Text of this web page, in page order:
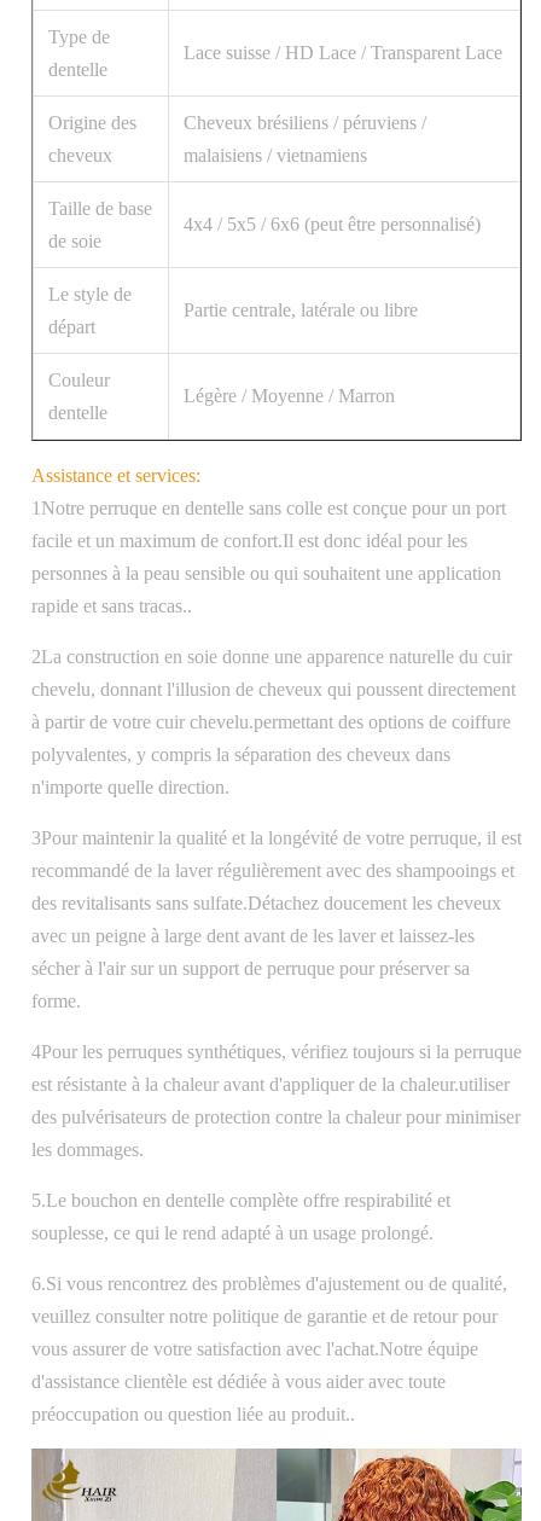
Type de
dentelle
Lace suisse / HD Lace / Transparent Lace
Origine des
cheveux
Cheveux brésiliens / péruviens /
malaisiens / vietnamiens
Taille de base
de soie
4x4 / 5x5 / 6x6 (peut être personnalisé)
Le style de
départ
Partie centrale, latérale ou libre
Couleur
dentelle
Légère / Moyenne / Marron
Assistance et services:
1Notre perruque en dentelle sans colle est conçue pour un port
facile et un maximum de confort.Il est donc idéal pour les
personnes à la peau sensible ou qui souhaitent une application
rapide et sans tracas..
2La construction en soie donne une apparence naturelle du cuir
chevelu, donnant l'illusion de cheveux qui poussent directement
à partir de votre cuir chevelu.permettant des options de coiffure
polyvalentes, y compris la séparation des cheveux dans
n'importe quelle direction.
3Pour maintenir la qualité et la longévité de votre perruque, il est
recommandé de la laver régulièrement avec des shampooings et
des revitalisants sans sulfate.Détachez doucement les cheveux
avec un peigne à large dent avant de les laver et laissez-les
sécher à l'air sur un support de perruque pour préserver sa
forme.
4Pour les perruques synthétiques, vérifiez toujours si la perruque
est résistante à la chaleur avant d'appliquer de la chaleur.utiliser
des pulvérisateurs de protection contre la chaleur pour minimiser
les dommages.
5.Le bouchon en dentelle complète offre respirabilité et
souplesse, ce qui le rend adapté à un usage prolongé.
6.Si vous rencontrez des problèmes d'ajustement ou de qualité,
veuillez consulter notre politique de garantie et de retour pour
vous assurer de votre satisfaction avec l'achat.Notre équipe
d'assistance clientèle est dédiée à vous aider avec toute
préoccupation ou question liée au produit..